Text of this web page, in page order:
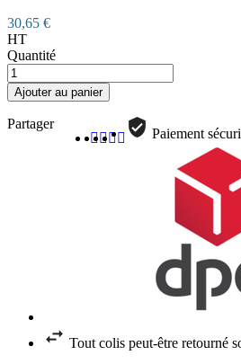
30,65 €
HT
Quantité
Ajouter au panier
Partager
Paiement
Tout colis peut-être retourné